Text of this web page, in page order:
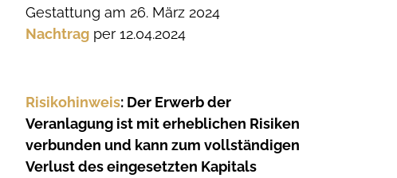
Gestattung am 26. März 2024
Nachtrag per 12.04.2024
Risikohinweis: Der Erwerb der
Veranlagung ist mit erheblichen Risiken
verbunden und kann zum vollständigen
Verlust des eingesetzten Kapitals